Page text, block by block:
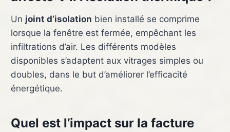
Un joint d’isolation bien installé se comprime
lorsque la fenêtre est fermée, empêchant les
infiltrations d’air. Les différents modèles
disponibles s’adaptent aux vitrages simples ou
doubles, dans le but d’améliorer l’efficacité
énergétique.
Quel est l’impact sur la facture